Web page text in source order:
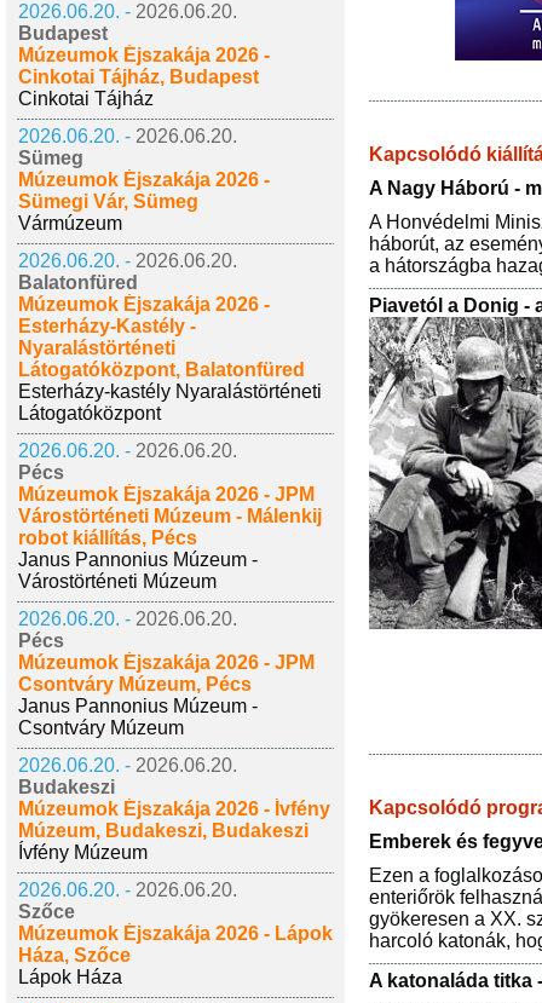
2026.06.20. - 2026.06.20.
Budapest
Múzeumok Éjszakája 2026 -
Cinkotai Tájház, Budapest
Cinkotai Tájház
2026.06.20. - 2026.06.20.
Sümeg
Múzeumok Éjszakája 2026 -
Sümegi Vár, Sümeg
Vármúzeum
2026.06.20. - 2026.06.20.
Balatonfüred
Múzeumok Éjszakája 2026 -
Esterházy-Kastély -
Nyaralástörténeti
Látogatóközpont, Balatonfüred
Esterházy-kastély Nyaralástörténeti
Látogatóközpont
2026.06.20. - 2026.06.20.
Pécs
Múzeumok Éjszakája 2026 - JPM
Várostörténeti Múzeum - Málenkij
robot kiállítás, Pécs
Janus Pannonius Múzeum -
Várostörténeti Múzeum
2026.06.20. - 2026.06.20.
Pécs
Múzeumok Éjszakája 2026 - JPM
Csontváry Múzeum, Pécs
Janus Pannonius Múzeum -
Csontváry Múzeum
2026.06.20. - 2026.06.20.
Budakeszi
Múzeumok Éjszakája 2026 - Ívfény
Múzeum, Budakeszi, Budakeszi
Ívfény Múzeum
2026.06.20. - 2026.06.20.
Szőce
Múzeumok Éjszakája 2026 - Lápok
Háza, Szőce
Lápok Háza
Kapcsolódó
A Nagy Háború -
A Honvédelmi
háborút, az
a hátországba
Piavetól a Donig -
Kapcsolódó
Emberek és
Ezen a
enteriőrök
gyökeresen a XX.
harcoló katonák,
A katonaláda titka